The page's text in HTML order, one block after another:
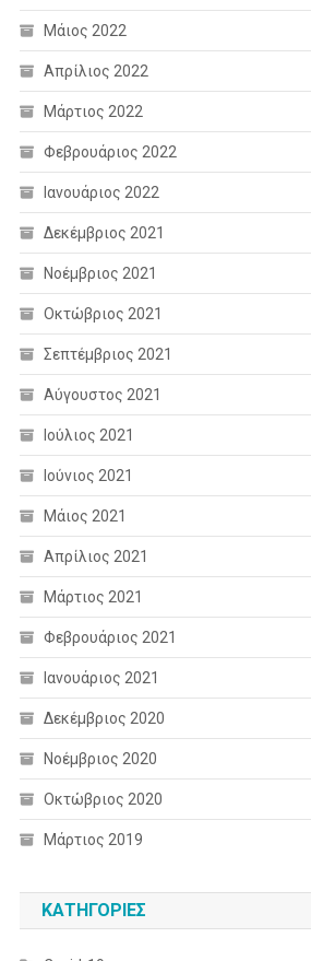
Μάιος 2022
Απρίλιος 2022
Μάρτιος 2022
Φεβρουάριος 2022
Ιανουάριος 2022
Δεκέμβριος 2021
Νοέμβριος 2021
Οκτώβριος 2021
Σεπτέμβριος 2021
Αύγουστος 2021
Ιούλιος 2021
Ιούνιος 2021
Μάιος 2021
Απρίλιος 2021
Μάρτιος 2021
Φεβρουάριος 2021
Ιανουάριος 2021
Δεκέμβριος 2020
Νοέμβριος 2020
Οκτώβριος 2020
Μάρτιος 2019
KΑΤΗΓΟΡΊΕΣ